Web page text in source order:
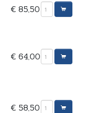
€ 85,50
€ 64,00
€ 58,50